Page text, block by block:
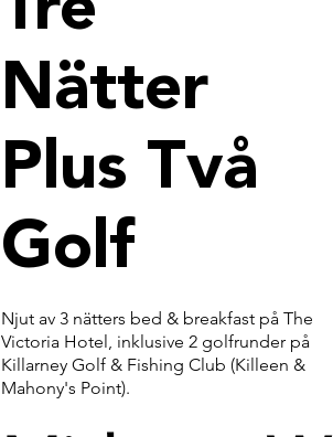
Nätter
Plus Två
Golf
Njut av 3 nätters bed & breakfast på The
Victoria Hotel, inklusive 2 golfrunder på
Killarney Golf & Fishing Club (Killeen &
Mahony's Point).